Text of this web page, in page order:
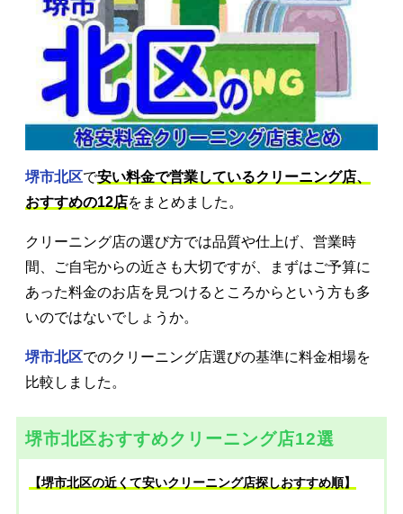
堺市北区で安い料金で営業しているクリーニング店、
おすすめの12店をまとめました。
クリーニング店の選び方では品質や仕上げ、営業時
間、ご自宅からの近さも大切ですが、まずはご予算に
あった料金のお店を見つけるところからという方も多
いのではないでしょうか。
堺市北区でのクリーニング店選びの基準に料金相場を
比較しました。
堺市北区おすすめクリーニング店12選
【堺市北区の近くて安いクリーニング店探しおすすめ順】